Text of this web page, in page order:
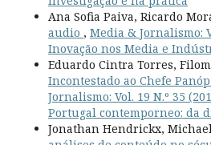
Ana Sofia Paiva, Ricardo
audio , Media & Jornalismo:
Inovação nos Media e
Eduardo Cintra Torres,
Incontestado ao Chefe
Jornalismo: Vol. 19 N.º 35
Portugal contemporneo: da
Jonathan Hendrickx,